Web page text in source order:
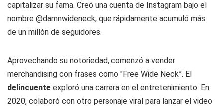
capitalizar su fama. Creó una cuenta de Instagram bajo el
nombre @damnwideneck, que rápidamente acumuló más
de un millón de seguidores.
Aprovechando su notoriedad, comenzó a vender
merchandising con frases como "Free Wide Neck”. El
delincuente exploró una carrera en el entretenimiento. En
2020, colaboró con otro personaje viral para lanzar el video